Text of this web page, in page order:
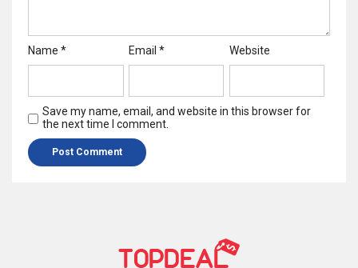
Name * Email * Website
Save my name, email, and website in this browser for
the next time I comment.